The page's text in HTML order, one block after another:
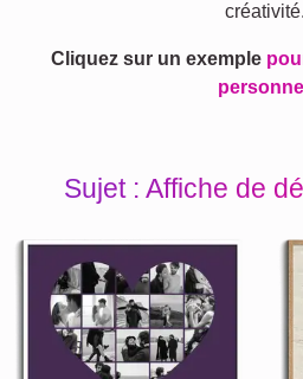
créativité.
Cliquez sur un exemple
Sujet : Affiche de